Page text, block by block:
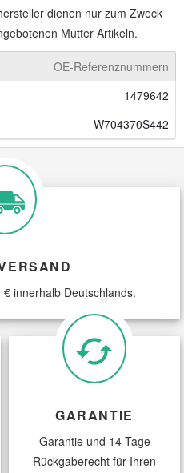
dienen nur zum Zweck
Mutter Artikeln.
OE-Referenznummern
1479642
W704370S442
innerhalb Deutschlands.
GARANTIE
Garantie und 14 Tage
Rückgaberecht für Ihren